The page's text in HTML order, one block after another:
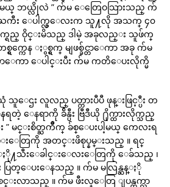
ဘယ္လိုလဲ ” က်မ ေတြေဝသြားသည္ က်
ႀကီး ေပါက္လွ‌ေလးက သူ႔လို အသက္ ၄၀
က္ရည္ ဝိုင္းမိသည္ ဒါမဲ့ အခုလည္း သူဖ်က္
စ္ရွက္ကေန ႏွစ္ရွက္ မျဖစ္ခ်င္တာေကာ အခု က်မ
ကာ ေပါင္းပီး က်မ ကတိေပးလိုက္မိ
ေဌး လူလည္ ပတ္ကားပီပီ ဖုန္းဖြင့္ပီး တ
ေနရာကို ခ်ိန္ပီး ဗြီဒီယို ႐ိုက္ထားလိုက္သည္
း ” မင္းစိတ္ႀကိဳက္ ခ်စ္ေပးပါ့မယ္ ကေလးရ
းေတြကို အတင္းဖိစုပ္နမ္းသည္ ။ ရင္
ႏို႔သီးေခါင္းေလးေတြကို ေခ်သည္ ။
ပြတ္ေပးေနသည္ ။ က်မ မလြန္ဆန္ႏို
းလာသည္ ။ က်မ ဖီးလ္ေတြ ျပန္တက္လာ